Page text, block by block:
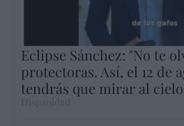
Eclipse Sánchez: "No te
protectoras. Así, el 12 de
tendrás que mirar al